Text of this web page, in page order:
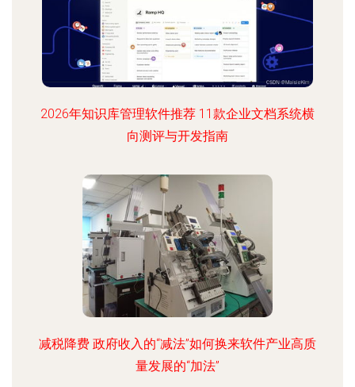
2026年知识库管理软件推荐 11款企业文档系统横
向测评与开发指南
减税降费 政府收入的“减法”如何换来软件产业高质
量发展的“加法”